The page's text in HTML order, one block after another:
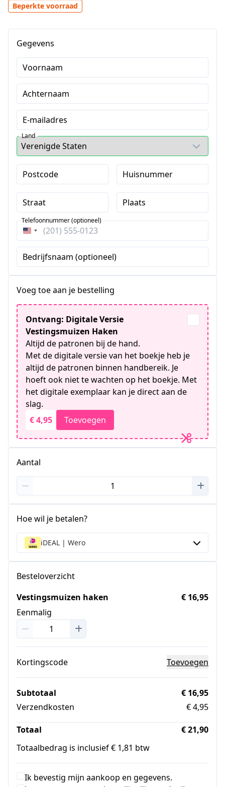
Beperkte voorraad
Gegevens
Voornaam
Achternaam
E-mailadres
Land
Postcode Huisnummer
Straat Plaats
Verenigde
Staten
+1
Telefoonnummer (optioneel)
Bedrijfsnaam (optioneel)
Voeg toe aan je bestelling
Ontvang: Digitale Versie
Vestingsmuizen Haken
Altijd de patronen bij de hand.
Met de digitale versie van het boekje heb je
altijd de patronen binnen handbereik. Je
hoeft ook niet te wachten op het boekje. Met
het digitale exemplaar kan je direct aan de
slag.
€ 4,95
Toevoegen
Aantal
Hoe wil je betalen?
iDEAL | Wero
Besteloverzicht
Vestingsmuizen haken
Eenmalig
€ 16,95
Kortingscode Toevoegen
Subtotaal
€ 16,95
Verzendkosten
€ 4,95
Totaal
€ 21,90
Totaalbedrag is inclusief € 1,81 btw
Ik bevestig mijn aankoop en gegevens.